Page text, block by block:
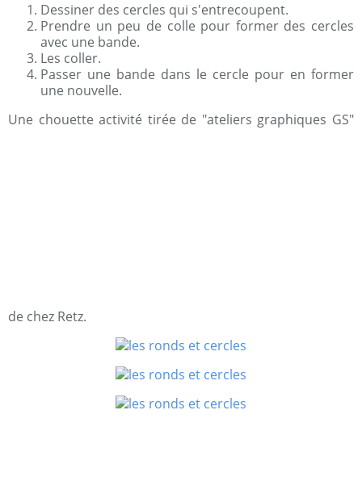
Dessiner des cercles qui s'entrecoupent.
Prendre un peu de colle pour former des cercles
avec une bande.
Les coller.
Passer une bande dans le cercle pour en former
une nouvelle.
Une chouette activité tirée de "ateliers graphiques GS"
de chez Retz.